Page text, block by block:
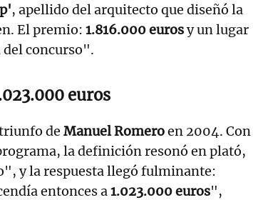
, apellido del arquitecto que diseñó la
El premio: 1.816.000 eurosy un lugar
del concurso".
euros
de Manuel Romeroen 2004. Con
la definición resonó en plató,
y la respuesta llegó fulminante:
entonces a1.023.000 euros",